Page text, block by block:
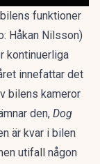
funktioner
Håkan Nilsson)
kontinuerliga
innefattar det
bilens kameror
den, Dog
är kvar i bilen
utifall någon